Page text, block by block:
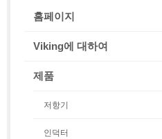
홈페이지
Viking에 대하여
제품
저항기
인덕터